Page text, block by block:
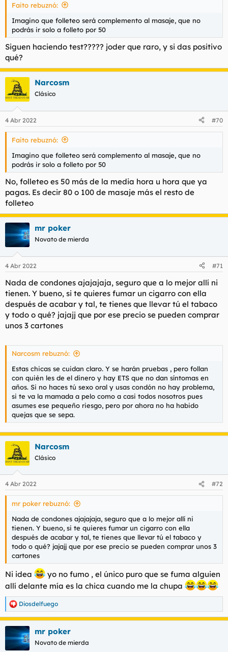
Faito rebuznó:
Imagino que folleteo será complemento al masaje, que no
podrás ir solo a folleto por 50
Siguen haciendo test????? joder que raro, y si das positivo
qué?
Narcosm
Clásico
4 Abr 2022 #70
Faito rebuznó:
Imagino que folleteo será complemento al masaje, que no
podrás ir solo a folleto por 50
No, folleteo es 50 más de la media hora u hora que ya
pagas. Es decir 80 o 100 de masaje más el resto de
folleteo
mr poker
Novato de mierda
4 Abr 2022 #71
Nada de condones ajajajaja, seguro que a lo mejor allí ni
tienen. Y bueno, si te quieres fumar un cigarro con ella
después de acabar y tal, te tienes que llevar tú el tabaco
y todo o qué? jajajj que por ese precio se pueden comprar
unos 3 cartones
Narcosm rebuznó:
Estas chicas se cuidan claro. Y se harán pruebas , pero follan
con quién les de el dinero y hay ETS que no dan síntomas en
años. Si no haces tú sexo oral y usas condón no hay problema,
si te va la mamada a pelo como a casi todos nosotros pues
asumes ese pequeño riesgo, pero por ahora no ha habido
quejas que se sepa.
Narcosm
Clásico
4 Abr 2022 #72
mr poker rebuznó:
Nada de condones ajajajaja, seguro que a lo mejor allí ni
tienen. Y bueno, si te quieres fumar un cigarro con ella
después de acabar y tal, te tienes que llevar tú el tabaco y
todo o qué? jajajj que por ese precio se pueden comprar unos 3
cartones
Ni idea
yo no fumo , el único puro que se fuma alguien
allí delante mía es la chica cuando me la chupa
R
e
a
c
i
Diosdelfuego
mr poker
Novato de mierda